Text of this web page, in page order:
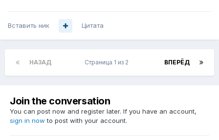
Вставить ник Цитата
НАЗАД ВПЕРЁД
Страница 1 из 2
Join the conversation
You can post now and register later. If you have an account,
sign in now to post with your account.